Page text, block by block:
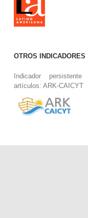
OTROS INDICADORES
Indicador persistente
artículos: ARK-CAICYT